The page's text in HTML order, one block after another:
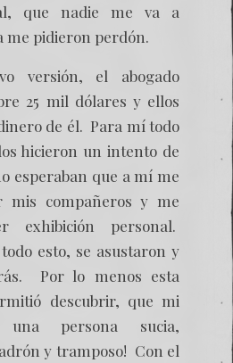
que nadie me va a
me pidieron perdón.
versión, el abogado
25 mil dólares y ellos
de él. Para mí todo
hicieron un intento de
esperaban que a mí me
mis compañeros y me
exhibición personal.
esto, se asustaron y
Por lo menos esta
descubrir, que mi
una persona sucia,
y tramposo! Con el